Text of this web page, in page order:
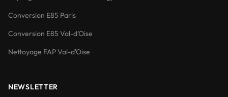
Conversion E85 Paris
Conversion E85 Val-d'Oise
Nettoyage FAP Val-d'Oise
NEWSLETTER